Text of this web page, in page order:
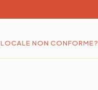
LOCALE NON CONFORME?